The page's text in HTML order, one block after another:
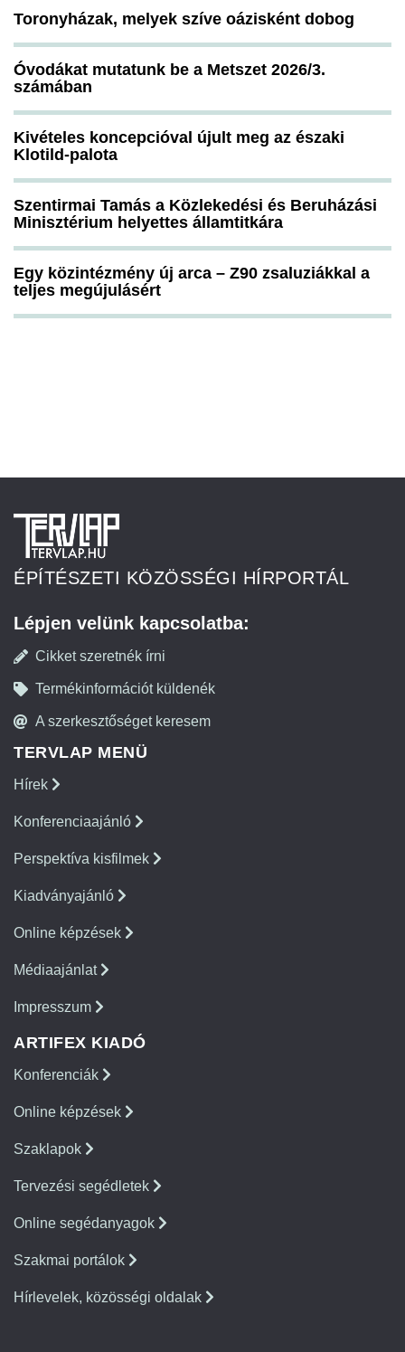
Toronyházak, melyek szíve oázisként dobog
Óvodákat mutatunk be a Metszet 2026/3.
számában
Kivételes koncepcióval újult meg az északi
Klotild-palota
Szentirmai Tamás a Közlekedési és Beruházási
Minisztérium helyettes államtitkára
Egy közintézmény új arca – Z90 zsaluziákkal a
teljes megújulásért
ÉPÍTÉSZETI KÖZÖSSÉGI HÍRPORTÁL
Lépjen velünk kapcsolatba:
Cikket szeretnék írni
Termékinformációt küldenék
A szerkesztőséget keresem
TERVLAP MENÜ
Hírek
Konferenciaajánló
Perspektíva kisfilmek
Kiadványajánló
Online képzések
Médiaajánlat
Impresszum
ARTIFEX KIADÓ
Konferenciák
Online képzések
Szaklapok
Tervezési segédletek
Online segédanyagok
Szakmai portálok
Hírlevelek, közösségi oldalak